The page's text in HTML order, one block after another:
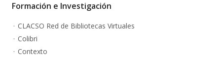
Formación e Investigación
CLACSO Red de Bibliotecas Virtuales
Colibri
Contexto